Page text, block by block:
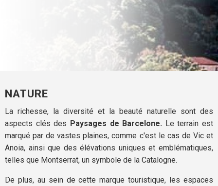
NATURE
La richesse, la diversité et la beauté naturelle sont des
aspects clés des Paysages de Barcelone. Le terrain est
marqué par de vastes plaines, comme c'est le cas de Vic et
Anoia, ainsi que des élévations uniques et emblématiques,
telles que Montserrat, un symbole de la Catalogne.
De plus, au sein de cette marque touristique, les espaces